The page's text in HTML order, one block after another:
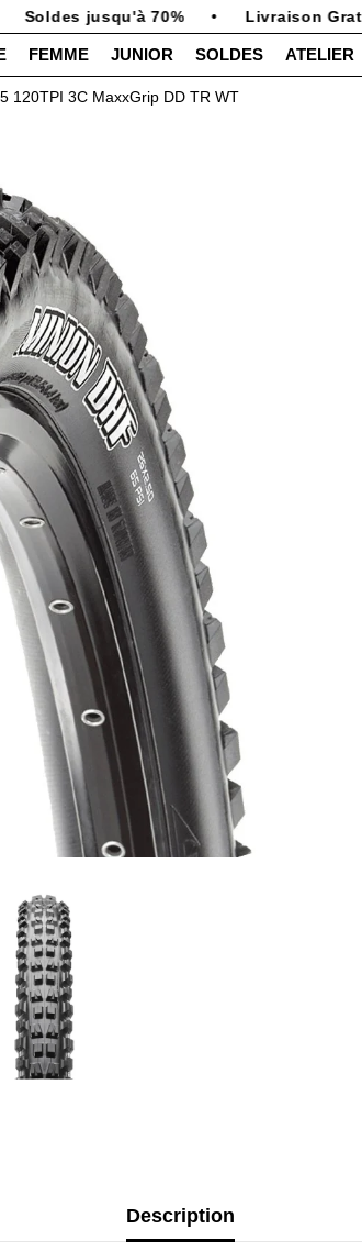
Soldes jusqu'à 70% Livraison
FEMME JUNIOR SOLDES ATELIER
120TPI 3C MaxxGrip DD TR WT
Description